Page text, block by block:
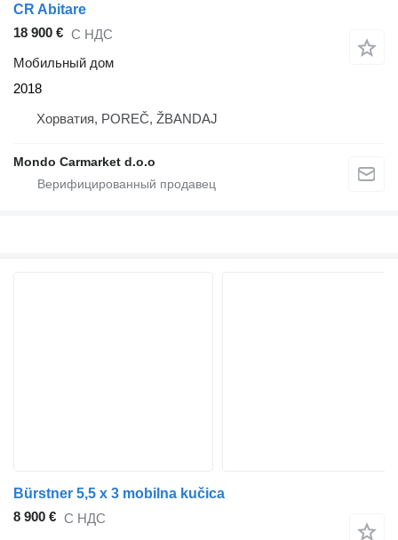
CR Abitare
18 900 € С НДС
Мобильный дом
2018
Хорватия, POREČ, ŽBANDAJ
Mondo Carmarket d.o.o
Bürstner 5,5 x 3 mobilna kučica
8 900 € С НДС